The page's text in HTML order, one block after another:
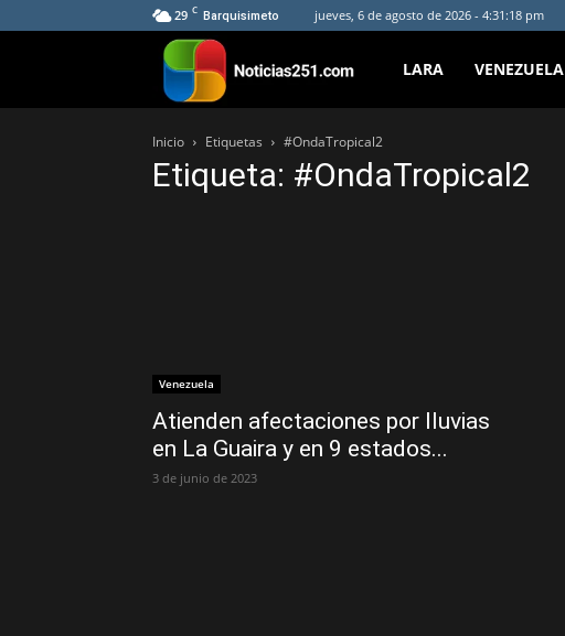
29 C Barquisimeto jueves, 6 de agosto de 2026 - 4:31:18 pm
Noticias251
LARA VENEZUELA
Inicio Etiquetas #OndaTropical2
Etiqueta: #OndaTropical2
Venezuela
Atienden afectaciones por lluvias
en La Guaira y en 9 estados...
3 de junio de 2023